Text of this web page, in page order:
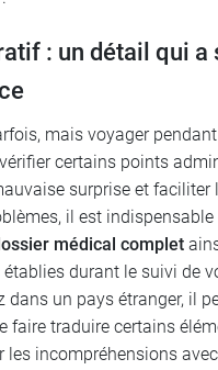
: un détail qui a
mais voyager
certains points
surprise et faciliter
il est
médical complet
durant le suivi de
dans un pays étranger, il
faire traduire certains
les incompréhensions